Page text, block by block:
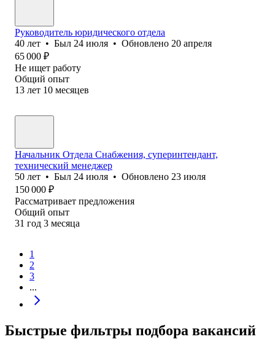
Руководитель юридического отдела
40 лет • Был 24 июля • Обновлено 20 апреля
65 000 ₽
Не ищет работу
Общий опыт
13 лет 10 месяцев
Начальник Отдела Снабжения, суперинтендант,
технический менеджер
50 лет • Был 24 июля • Обновлено 23 июля
150 000 ₽
Рассматривает предложения
Общий опыт
31 год 3 месяца
1
2
3
...
Быстрые фильтры подбора вакансий